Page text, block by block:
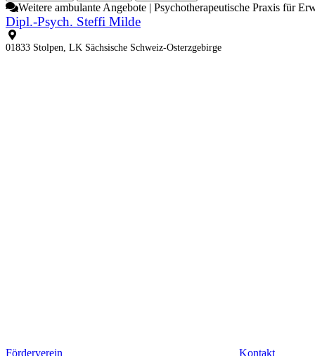
Weitere ambulante Angebote | Psychotherapeutische Praxis für
Dipl.-Psych. Steffi Milde
01833 Stolpen, LK Sächsische Schweiz-Osterzgebirge
Förderverein Kontakt